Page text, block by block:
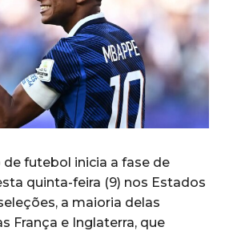
futebol inicia a fase de
quinta-feira (9) nos Estados
a maioria delas
França e Inglaterra, que